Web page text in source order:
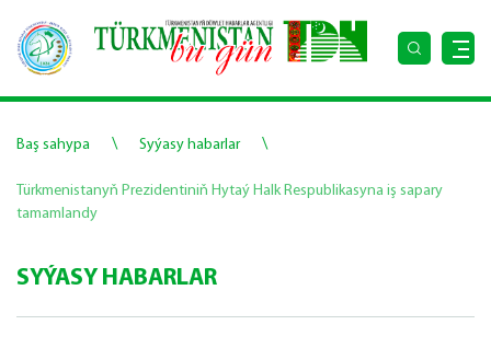
Baş sahypa \ Syýasy habarlar \
Türkmenistanyň Prezidentiniň Hytaý Halk Respublikasyna iş sapary
tamamlandy
SYÝASY HABARLAR